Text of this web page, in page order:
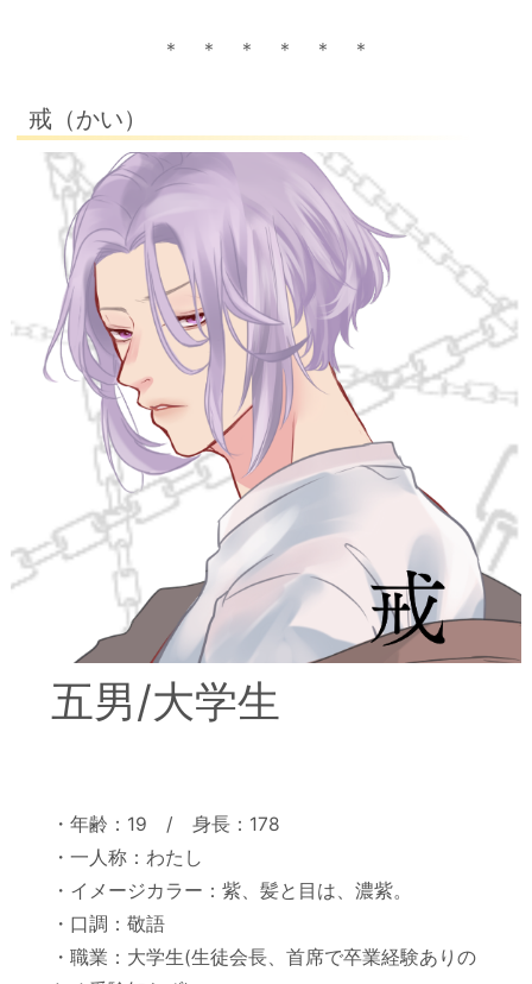
＊ ＊ ＊ ＊ ＊ ＊
戒（かい）
五男/大学生
・年齢：19 / 身長：178
・一人称：わたし
・イメージカラー：紫、髪と目は、濃紫。
・口調：敬語
・職業：大学生(生徒会長、首席で卒業経験ありの